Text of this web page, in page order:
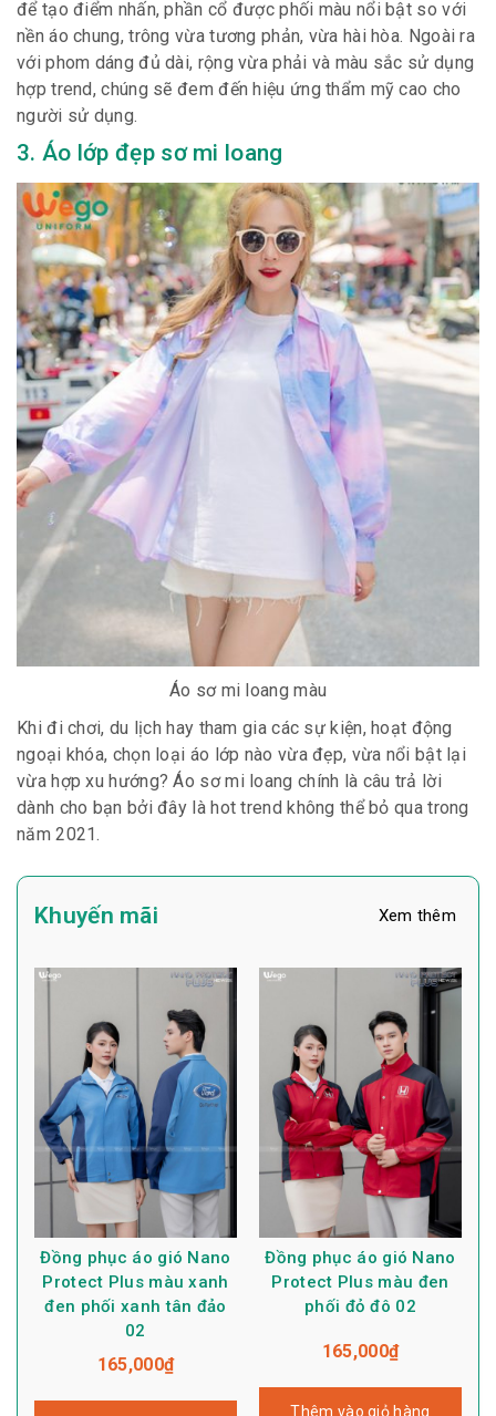
để tạo điểm nhấn, phần cổ được phối màu nổi bật so với
nền áo chung, trông vừa tương phản, vừa hài hòa. Ngoài ra
với phom dáng đủ dài, rộng vừa phải và màu sắc sử dụng
hợp trend, chúng sẽ đem đến hiệu ứng thẩm mỹ cao cho
người sử dụng.
3. Áo lớp đẹp sơ mi loang
Áo sơ mi loang màu
Khi đi chơi, du lịch hay tham gia các sự kiện, hoạt động
ngoại khóa, chọn loại áo lớp nào vừa đẹp, vừa nổi bật lại
vừa hợp xu hướng? Áo sơ mi loang chính là câu trả lời
dành cho bạn bởi đây là hot trend không thể bỏ qua trong
năm 2021.
Khuyến mãi Xem thêm
Đồng phục áo gió Nano
Protect Plus màu xanh
đen phối xanh tân đảo
02
165,000₫
Đồng phục áo gió Nano
Protect Plus màu đen
phối đỏ đô 02
165,000₫
Thêm vào giỏ hàng